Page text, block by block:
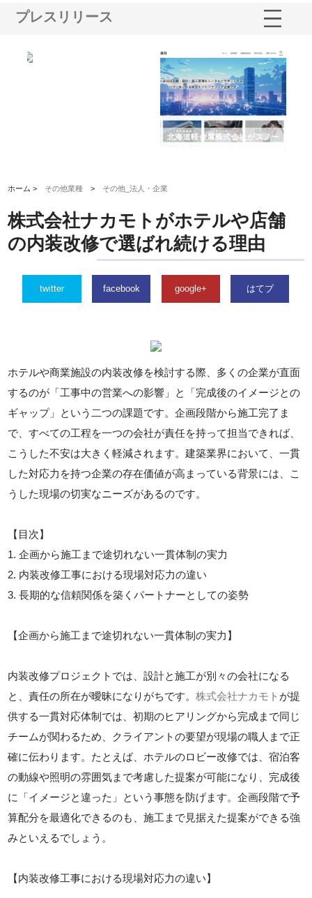
プレスリリース
北海道軽金属株式会社がスノー
ホーム > その他業種 > その他_法人・企業
株式会社ナカモトがホテルや店舗
の内装改修で選ばれ続ける理由
twitter facebook google+ はてブ
ホテルや商業施設の内装改修を検討する際、多くの企業が直面
するのが「工事中の営業への影響」と「完成後のイメージとの
ギャップ」という二つの課題です。企画段階から施工完了ま
で、すべての工程を一つの会社が責任を持って担当できれば、
こうした不安は大きく軽減されます。建築業界において、一貫
した対応力を持つ企業の存在価値が高まっている背景には、こ
うした現場の切実なニーズがあるのです。
【目次】
1. 企画から施工まで途切れない一貫体制の実力
2. 内装改修工事における現場対応力の違い
3. 長期的な信頼関係を築くパートナーとしての姿勢
【企画から施工まで途切れない一貫体制の実力】
内装改修プロジェクトでは、設計と施工が別々の会社になる
と、責任の所在が曖昧になりがちです。株式会社ナカモト が提
供する一貫対応体制では、初期のヒアリングから完成まで同じ
チームが関わるため、クライアントの要望が現場の職人まで正
確に伝わります。たとえば、ホテルのロビー改修では、宿泊客
の動線や照明の雰囲気まで考慮した提案が可能になり、完成後
に「イメージと違った」という事態を防げます。企画段階で予
算配分を最適化できるのも、施工まで見据えた提案ができる強
みといえるでしょう。
【内装改修工事における現場対応力の違い】